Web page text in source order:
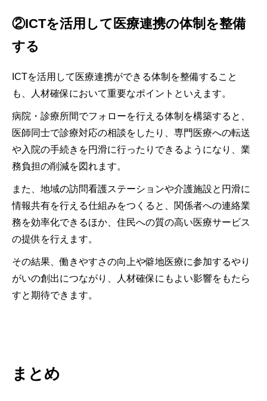
②ICTを活用して医療連携の体制を整備
する
ICTを活用して医療連携ができる体制を整備すること
も、人材確保において重要なポイントといえます。
病院・診療所間でフォローを行える体制を構築すると、
医師同士で診療対応の相談をしたり、専門医療への転送
や入院の手続きを円滑に行ったりできるようになり、業
務負担の削減を図れます。
また、地域の訪問看護ステーションや介護施設と円滑に
情報共有を行える仕組みをつくると、関係者への連絡業
務を効率化できるほか、住民への質の高い医療サービス
の提供を行えます。
その結果、働きやすさの向上や僻地医療に参加するやり
がいの創出につながり、人材確保にもよい影響をもたら
すと期待できます。
まとめ